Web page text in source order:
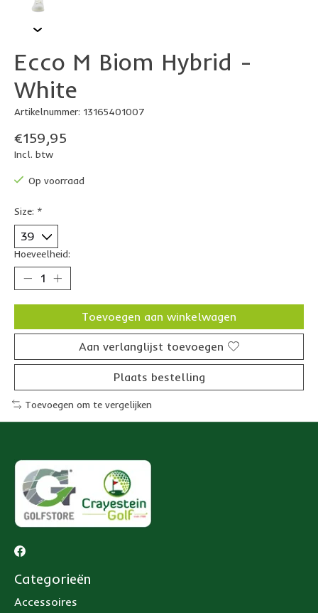
Ecco M Biom Hybrid -
White
Artikelnummer: 13165401007
€159,95
Incl. btw
Op voorraad
Size: *
Hoeveelheid:
Toevoegen aan winkelwagen
Aan verlanglijst toevoegen
Plaats bestelling
Toevoegen om te vergelijken
Categorieën
Accessoires